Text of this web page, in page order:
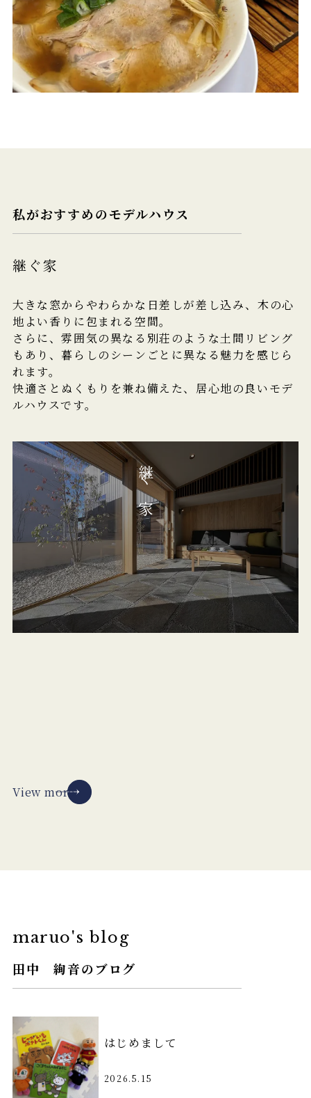
私がおすすめのモデルハウス
継ぐ家
大きな窓からやわらかな日差しが差し込み、木の心
地よい香りに包まれる空間。
さらに、雰囲気の異なる別荘のような土間リビング
もあり、暮らしのシーンごとに異なる魅力を感じら
れます。
快適さとぬくもりを兼ね備えた、居心地の良いモデ
ルハウスです。
継ぐ家
View more
maruo's blog
田中 絢音のブログ
はじめまして
2026.5.15